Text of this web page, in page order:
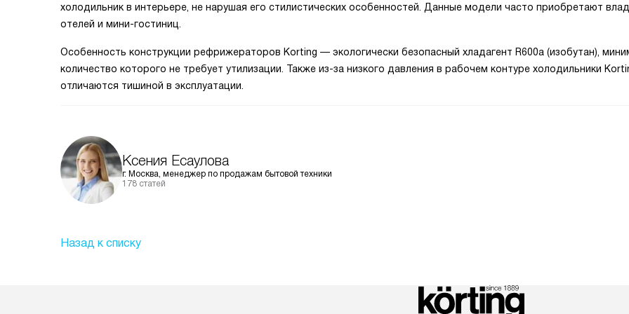
холодильник в интерьере, не нарушая его стилистических особенностей. Данные модели часто приобретают
отелей и мини-гостиниц.
Особенность конструкции рефрижераторов Korting — экологически безопасный хладагент R600a (изобутан),
количество которого не требует утилизации. Также из-за низкого давления в рабочем контуре холодильники
отличаются тишиной в эксплуатации.
Ксения Есаулова
г. Москва, менеджер по продажам бытовой техники
178 статей
Назад к списку